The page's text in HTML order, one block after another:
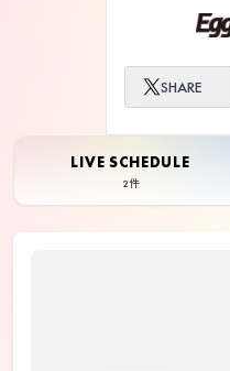
SHARE
LIVE SCHEDULE
2件